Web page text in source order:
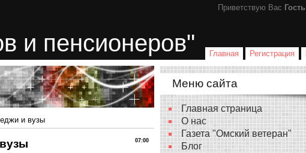
Приветствую Вас Гость
и пенсионеров" Главная Регистрация
и вузы
07:00
Меню сайта
Главная страница
О нас
Газета "Омский ветеран"
Блог